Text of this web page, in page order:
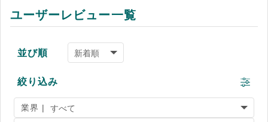
ユーザーレビュー一覧
並び順
絞り込み
業界 |